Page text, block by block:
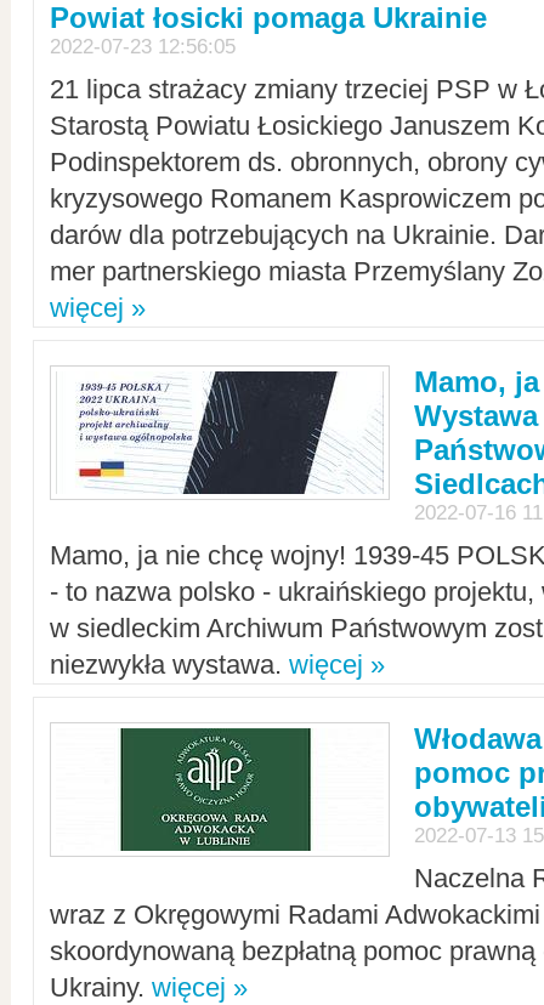
Powiat łosicki pomaga Ukrainie
2022-07-23 12:56:05
21 lipca strażacy zmiany trzeciej PSP w
Starostą Powiatu Łosickiego Januszem
Podinspektorem ds. obronnych, obrony
kryzysowego Romanem Kasprowiczem
darów dla potrzebujących na Ukrainie.
mer partnerskiego miasta Przemyślany
więcej »
Mamo,
2022-07-16
Mamo, ja nie chcę wojny! 1939-45
- to nazwa polsko - ukraińskiego
w siedleckim Archiwum Państwowym
niezwykła wystawa. więcej »
pomoc
2022-07-13
Naczelna
wraz z Okręgowymi Radami Adwokackimi
skoordynowaną bezpłatną pomoc
Ukrainy. więcej »